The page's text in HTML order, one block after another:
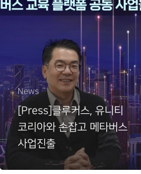
News
[Press]클루커스, 유니티
코리아와 손잡고 메타버스
사업진출